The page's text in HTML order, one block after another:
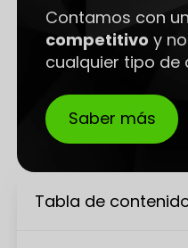
Contamos con un
competitivo y
cualquier tipo de
Saber más
Tabla de